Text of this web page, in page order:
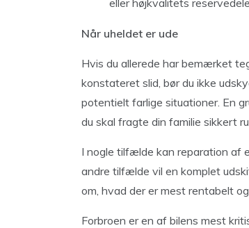
eller højkvalitets
Når uheldet er ude
Hvis du allerede har bemærket
konstateret slid, bør du ikke
potentielt farlige situationer. En
du skal fragte din familie sikkert
I nogle tilfælde kan reparation af
andre tilfælde vil en komplet
om, hvad der er mest rentabelt
Forbroen er en af bilens mest